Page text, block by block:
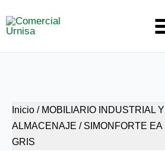
al
Inicio / MOBILIARIO INDUSTRIAL Y
ALMACENAJE / SIMONFORTE
GRIS